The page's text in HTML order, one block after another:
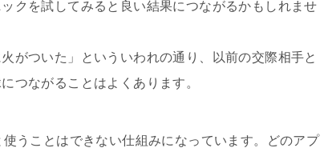
クを試してみると良い結果につながるかもしれませ
がついた」といういわれの通り、以前の交際相手と
つながることはよくあります。
うことはできない仕組みになっています。どのアプ